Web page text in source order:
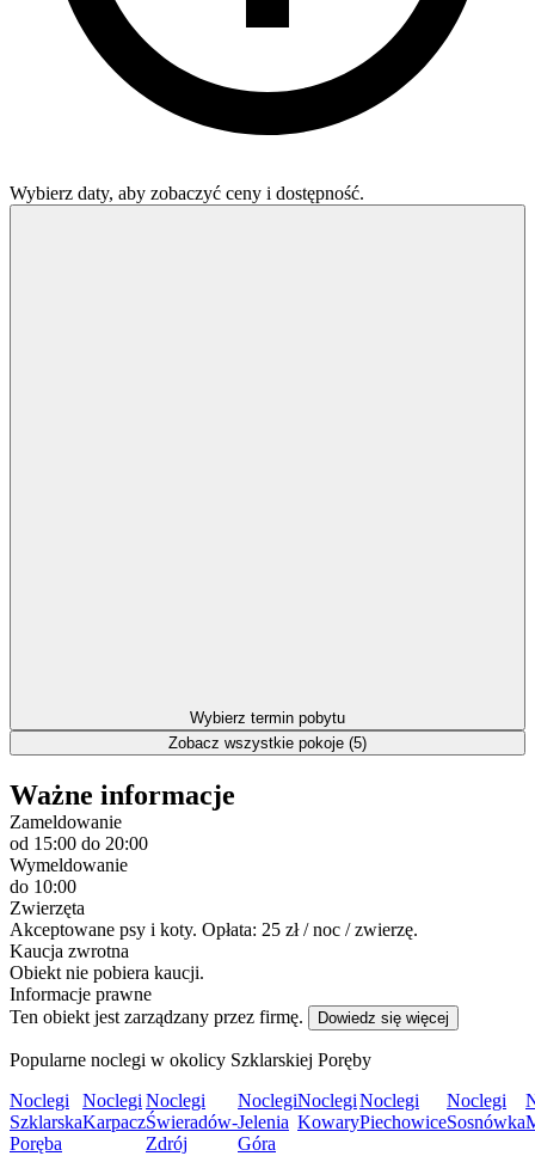
Wybierz daty, aby zobaczyć ceny i dostępność.
Wybierz termin pobytu
Zobacz wszystkie pokoje (5)
Ważne informacje
Zameldowanie
od 15:00 do 20:00
Wymeldowanie
do 10:00
Zwierzęta
Akceptowane psy i koty. Opłata: 25 zł / noc / zwierzę.
Kaucja zwrotna
Obiekt nie pobiera kaucji.
Informacje prawne
Ten obiekt jest zarządzany przez firmę.
Dowiedz się więcej
Popularne noclegi w okolicy Szklarskiej Poręby
Noclegi
Szklarska
Poręba
Noclegi
Karpacz
Noclegi
Świeradów-
Zdrój
Noclegi
Jelenia
Góra
Noclegi
Kowary
Noclegi
Piechowice
Noclegi
Sosnówka